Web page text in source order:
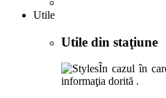
Utile
Utile din staţiune
În cazul în
informaţia dorită .